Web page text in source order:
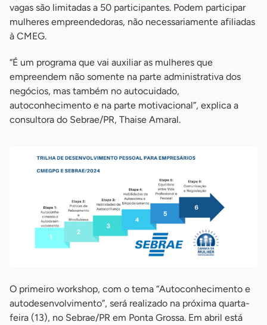
vagas são limitadas a 50 participantes. Podem participar
mulheres empreendedoras, não necessariamente afiliadas
à CMEG.
“É um programa que vai auxiliar as mulheres que
empreendem não somente na parte administrativa dos
negócios, mas também no autocuidado,
autoconhecimento e na parte motivacional”, explica a
consultora do Sebrae/PR, Thaise Amaral.
O primeiro workshop, com o tema “Autoconhecimento e
autodesenvolvimento”, será realizado na próxima quarta-
feira (13), no Sebrae/PR em Ponta Grossa. Em abril está